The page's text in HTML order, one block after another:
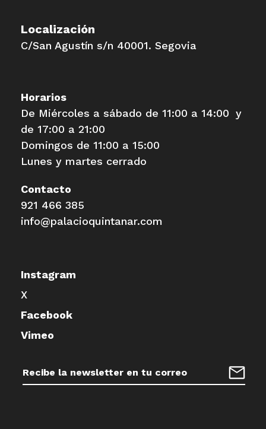
Localización
C/San Agustín s/n 40001. Segovia
Horarios
De Miércoles a sábado de 11:00 a 14:00 y
de 17:00 a 21:00
Domingos de 11:00 a 15:00
Lunes y martes cerrado
Contacto
921 466 385
info@palacioquintanar.com
Instagram
X
Facebook
Vimeo
de